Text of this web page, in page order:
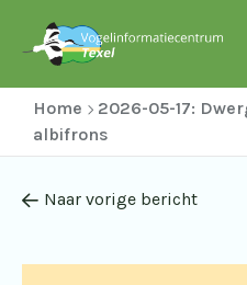
Home
2026-05-17:
albifrons
Naar vorige bericht